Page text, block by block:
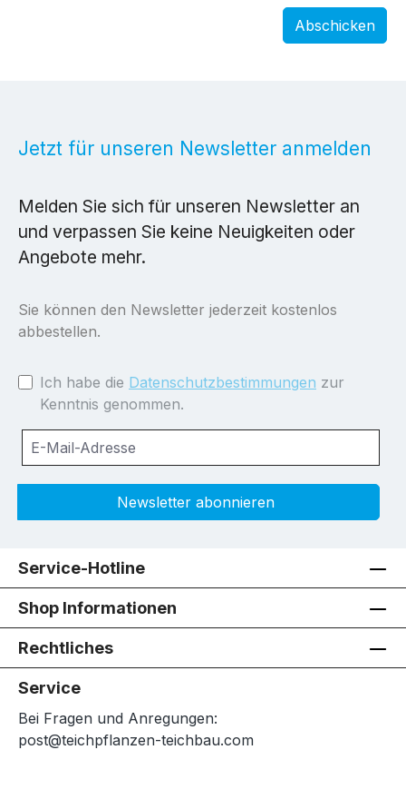
Abschicken
Jetzt für unseren Newsletter anmelden
Melden Sie sich für unseren Newsletter an
und verpassen Sie keine Neuigkeiten oder
Angebote mehr.
Sie können den Newsletter jederzeit kostenlos
abbestellen.
Ich habe die Datenschutzbestimmungen zur
Kenntnis genommen.
Newsletter abonnieren
Service-Hotline
Shop Informationen
Rechtliches
Service
Bei Fragen und Anregungen:
post@teichpflanzen-teichbau.com